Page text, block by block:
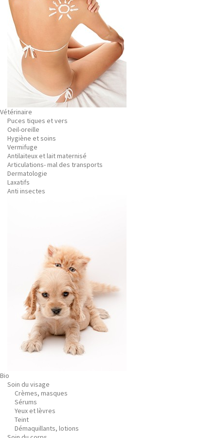
Vétérinaire
Puces tiques et vers
Oeil-oreille
Hygiène et soins
Vermifuge
Antilaiteux et lait maternisé
Articulations- mal des transports
Dermatologie
Laxatifs
Anti insectes
Bio
Soin du visage
Crèmes, masques
Sérums
Yeux et lèvres
Teint
Démaquillants, lotions